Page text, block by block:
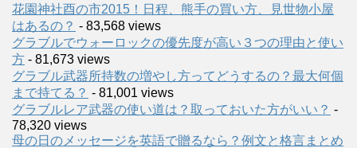
花園神社酉の市2015！日程、熊手の買い方、見世物小屋
はあるの？ - 83,568 views
グラブルでウォーロックの優先度が高い３つの理由と使い
方 - 81,673 views
グラブル武器所持数の増やし方ってどうするの？最大何個
まで持てる？ - 81,001 views
グラブルレア武器の使い道は？取っておいた方がいい？ -
78,320 views
母の日のメッセージを英語で贈るなら？例文と格言まとめ